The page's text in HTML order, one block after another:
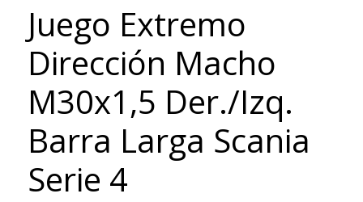
Juego Extremo
Dirección Macho
M30x1,5 Der./Izq.
Barra Larga Scania
Serie 4